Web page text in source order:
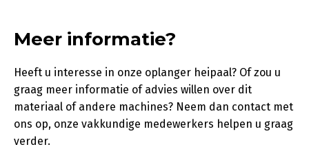
Meer informatie?
Heeft u interesse in onze oplanger heipaal? Of zou u
graag meer informatie of advies willen over dit
materiaal of andere machines? Neem dan contact met
ons op, onze vakkundige medewerkers helpen u graag
verder.